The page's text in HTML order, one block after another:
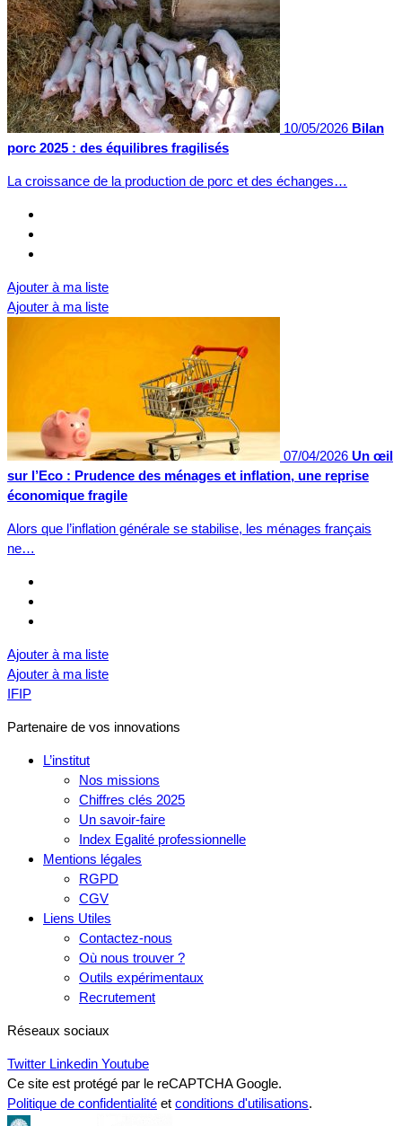
10/05/2026 Bilan
porc 2025 : des équilibres fragilisés
La croissance de la production de porc et des échanges…
Ajouter à ma liste
Ajouter à ma liste
07/04/2026 Un œil
sur l’Eco : Prudence des ménages et inflation, une reprise
économique fragile
Alors que l’inflation générale se stabilise, les ménages français
ne…
Ajouter à ma liste
Ajouter à ma liste
IFIP
Partenaire de vos innovations
L’institut
Nos missions
Chiffres clés 2025
Un savoir-faire
Index Egalité professionnelle
Mentions légales
RGPD
CGV
Liens Utiles
Contactez-nous
Où nous trouver ?
Outils expérimentaux
Recrutement
Réseaux sociaux
Twitter Linkedin Youtube
Ce site est protégé par le reCAPTCHA Google.
Politique de confidentialité et conditions d'utilisations.